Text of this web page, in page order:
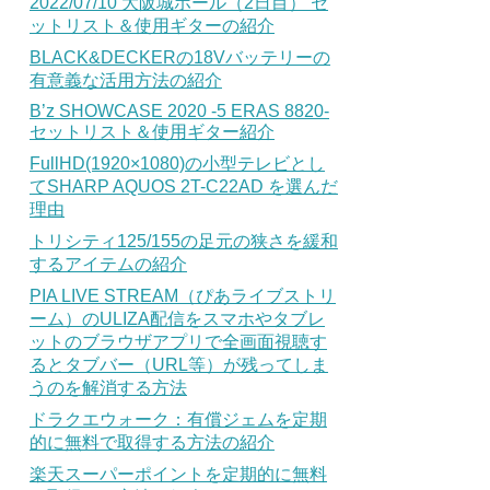
ットリスト＆使用ギターの紹介
BLACK&DECKERの18Vバッテリーの
有意義な活用方法の紹介
B’z SHOWCASE 2020 -5 ERAS 8820-
セットリスト＆使用ギター紹介
FullHD(1920×1080)の小型テレビとし
てSHARP AQUOS 2T-C22AD を選んだ
理由
トリシティ125/155の足元の狭さを緩和
するアイテムの紹介
PIA LIVE STREAM（ぴあライブストリ
ーム）のULIZA配信をスマホやタブレ
ットのブラウザアプリで全画面視聴す
るとタブバー（URL等）が残ってしま
うのを解消する方法
ドラクエウォーク：有償ジェムを定期
的に無料で取得する方法の紹介
楽天スーパーポイントを定期的に無料